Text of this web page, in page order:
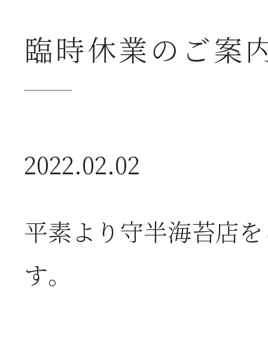
2026年07月23日
2026年07月08日
臨時休業のご案
2022.02.02
平素より守半海苔店
す。